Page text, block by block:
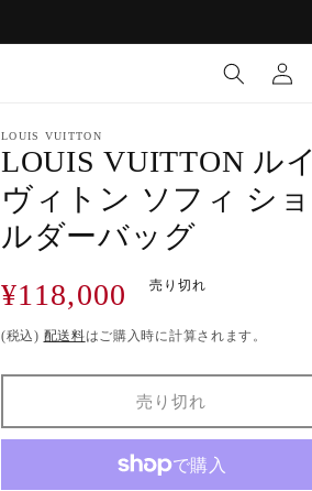
イ
LOUIS VUITTON
LOUIS VUITTON ルイ
ヴィトン ソフィ ショ
ルダーバッグ
通
価
格
¥118,000 売り切れ
(税込) 配送料はご購入時に計算されます。
売り切れ